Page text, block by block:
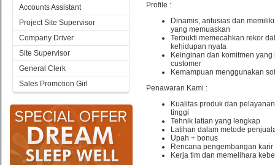
Accounts Assistant
Project Site Supervisor
Company Driver
Site Supervisor
General Clerk
Sales Promotion Girl
Profile :
Dinamis, antusias dan
yang memuaskan
Terbukti memecahkan rekor
kehidupan nyata
Keinginan dan komitmen
customer
Kemampuan menggunakan
Penawaran Kami :
Kualitas produk dan
tinggi
Tehnik latian yang lengkap
Latihan dalam metode
Upah + bonus
Rencana pengembangan karir
Kerja tim dan memelihara